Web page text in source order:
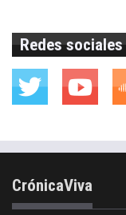
Redes sociales
CrónicaViva